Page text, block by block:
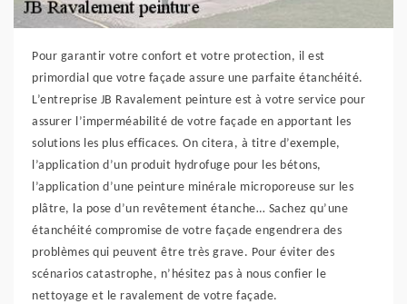
Pour garantir votre confort et votre protection, il est
primordial que votre façade assure une parfaite étanchéité.
L’entreprise JB Ravalement peinture est à votre service pour
assurer l’imperméabilité de votre façade en apportant les
solutions les plus efficaces. On citera, à titre d’exemple,
l’application d’un produit hydrofuge pour les bétons,
l’application d’une peinture minérale microporeuse sur les
plâtre, la pose d’un revêtement étanche… Sachez qu’une
étanchéité compromise de votre façade engendrera des
problèmes qui peuvent être très grave. Pour éviter des
scénarios catastrophe, n’hésitez pas à nous confier le
nettoyage et le ravalement de votre façade.